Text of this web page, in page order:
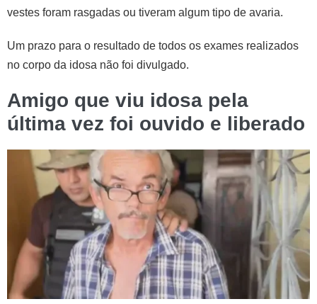
vestes foram rasgadas ou tiveram algum tipo de avaria.
Um prazo para o resultado de todos os exames realizados
no corpo da idosa não foi divulgado.
Amigo que viu idosa pela
última vez foi ouvido e liberado